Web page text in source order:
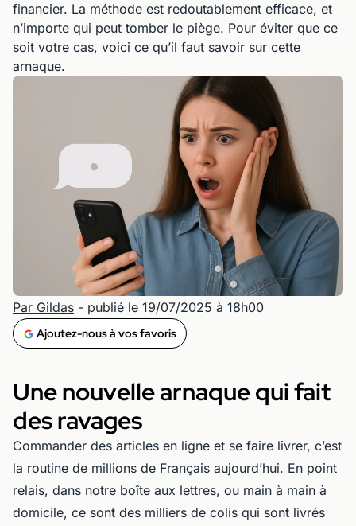
financier. La méthode est redoutablement efficace, et
n’importe qui peut tomber le piège. Pour éviter que ce
soit votre cas, voici ce qu’il faut savoir sur cette
arnaque.
Par Gildas - publié le 19/07/2025 à 18h00
Ajoutez-nous à vos favoris
Une nouvelle arnaque qui fait
des ravages
Commander des articles en ligne et se faire livrer, c’est
la routine de millions de Français aujourd’hui. En point
relais, dans notre boîte aux lettres, ou main à main à
domicile, ce sont des milliers de colis qui sont livrés